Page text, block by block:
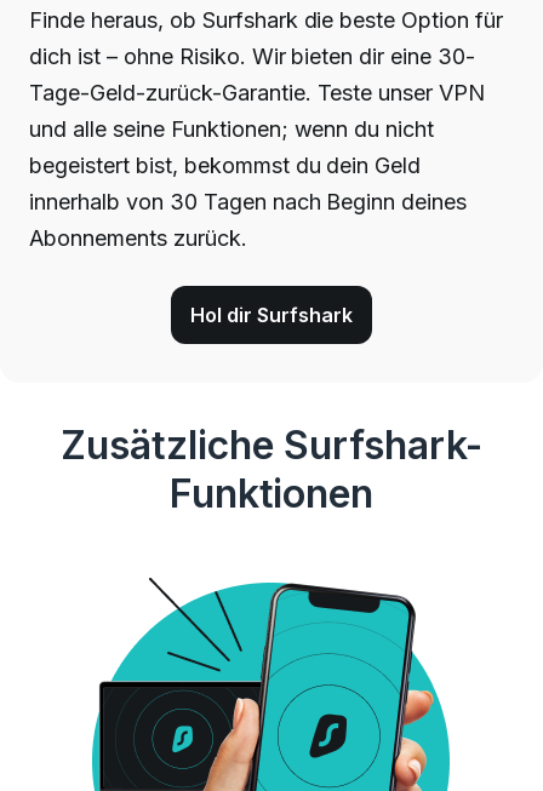
Finde heraus, ob Surfshark die beste Option für
dich ist – ohne Risiko. Wir bieten dir eine 30-
Tage-Geld-zurück-Garantie. Teste unser VPN
und alle seine Funktionen; wenn du nicht
begeistert bist, bekommst du dein Geld
innerhalb von 30 Tagen nach Beginn deines
Abonnements zurück.
Hol dir Surfshark
Zusätzliche Surfshark-
Funktionen